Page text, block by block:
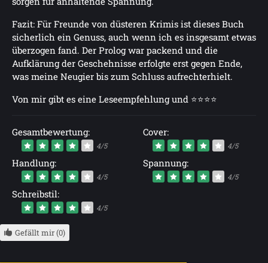
Fazit: Für Freunde von düsteren Krimis ist dieses Buch
sicherlich ein Genuss, auch wenn ich es insgesamt etwas
überzogen fand. Der Prolog war packend und die
Aufklärung der Geschehnisse erfolgte erst gegen Ende,
was meine Neugier bis zum Schluss aufrechterhielt.
Von mir gibt es eine Leseempfehlung und ⭐⭐⭐⭐
Gesamtbewertung:
4/5
Cover:
4/5
Handlung:
4/5
Spannung:
4/5
Schreibstil:
4/5
Gefällt mir (0)